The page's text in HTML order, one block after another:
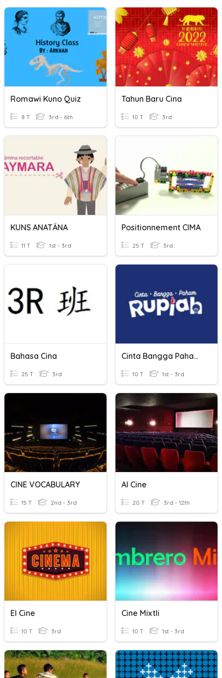
Romawi Kuno Quiz
8 T 3rd - 6th
Tahun Baru Cina
10 T 3rd
KUNS ANATÄNA
11 T 1st - 3rd
Positionnement CIMA
25 T 3rd
Bahasa Cina
25 T 3rd
Cinta Bangga Paham Rupiah
10 T 1st - 3rd
CINE VOCABULARY
15 T 2nd - 3rd
Al Cine
20 T 3rd - 12th
El Cine
10 T 3rd
Cine Mixtli
10 T 1st - 3rd